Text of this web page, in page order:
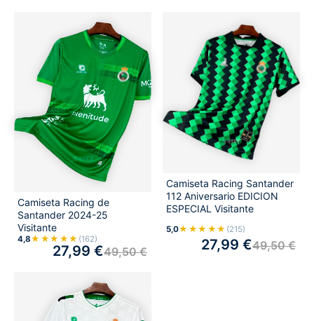
Camiseta Racing de
Santander 2024-25
Visitante
4,8★★★★★ (162)
49,50€
27,99 €
Camiseta Racing Santander
112 Aniversario EDICION
ESPECIAL Visitante
5,0★★★★★ (215)
49,50€
27,99 €